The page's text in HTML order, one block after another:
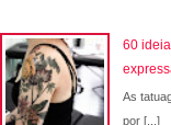
60
As
por [...]